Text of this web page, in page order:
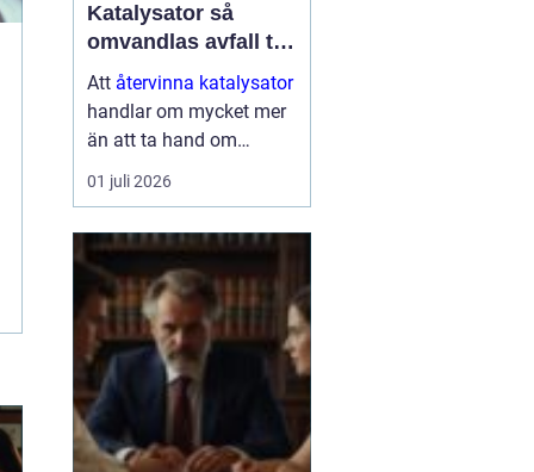
Katalysator så
omvandlas avfall till
värdefulla resurser
Att återvinna katalysator
handlar om mycket mer
än att ta hand om
gammalt skrot. I varje
katalysator finns
som kan användas igen
i nya produkter och
processer. När de
återvinns...
01 juli 2026